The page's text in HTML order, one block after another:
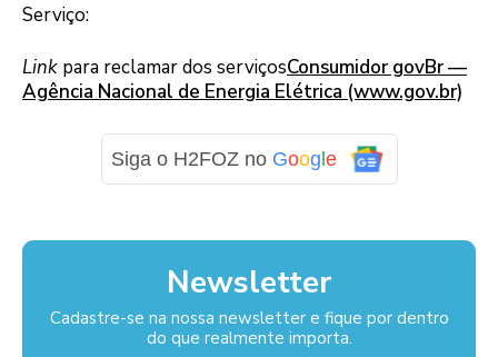
Serviço:
Link para reclamar dos serviçosConsumidor govBr —
Agência Nacional de Energia Elétrica (www.gov.br)
Siga o H2FOZ no Google
Newsletter
Cadastre-se na nossa newsletter e fique por dentro
do que realmente importa.